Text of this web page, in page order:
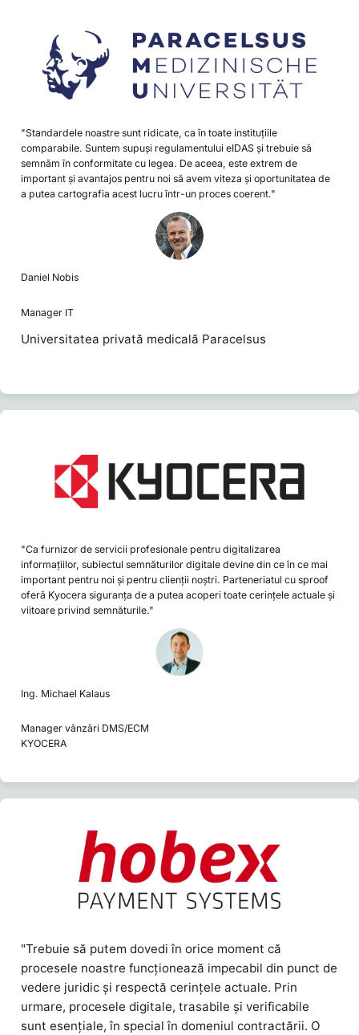
"Standardele noastre sunt ridicate, ca în toate instituțiile
comparabile. Suntem supuși regulamentului eIDAS și trebuie să
semnăm în conformitate cu legea. De aceea, este extrem de
important și avantajos pentru noi să avem viteza și oportunitatea de
a putea cartografia acest lucru într-un proces coerent."
Daniel Nobis
Manager IT
Universitatea privată medicală Paracelsus
"Ca furnizor de servicii profesionale pentru digitalizarea
informațiilor, subiectul semnăturilor digitale devine din ce în ce mai
important pentru noi și pentru clienții noștri. Parteneriatul cu sproof
oferă Kyocera siguranța de a putea acoperi toate cerințele actuale și
viitoare privind semnăturile."
Ing. Michael Kalaus
Manager vânzări DMS/ECM
KYOCERA
"Trebuie să putem dovedi în orice moment că
procesele noastre funcționează impecabil din punct de
vedere juridic și respectă cerințele actuale. Prin
urmare, procesele digitale, trasabile și verificabile
sunt esențiale, în special în domeniul contractării. O